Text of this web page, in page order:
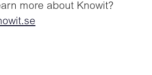
more about Knowit?